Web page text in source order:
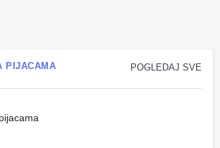
POGLEDAJ SVE
PIJACAMA